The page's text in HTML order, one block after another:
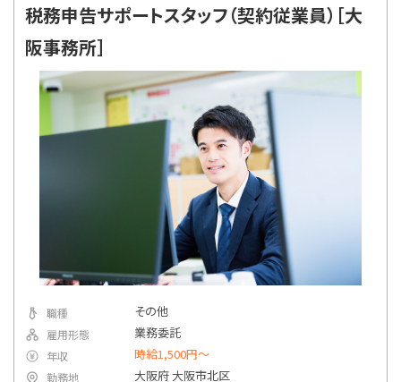
税務申告サポートスタッフ（契約従業員）［大
阪事務所］
職種 その他
雇用形態 業務委託
年収 時給1,500円～
勤務地 大阪府 大阪市北区